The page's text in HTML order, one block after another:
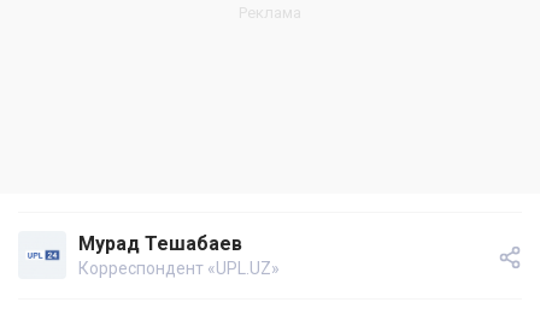
Мурад Тешабаев
Корреспондент «UPL.UZ»